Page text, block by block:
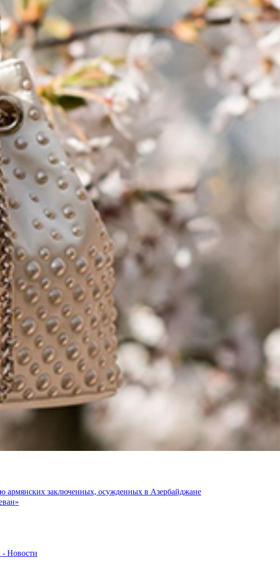
армянских заключенных, осужденных в Азербайджане
- Новости